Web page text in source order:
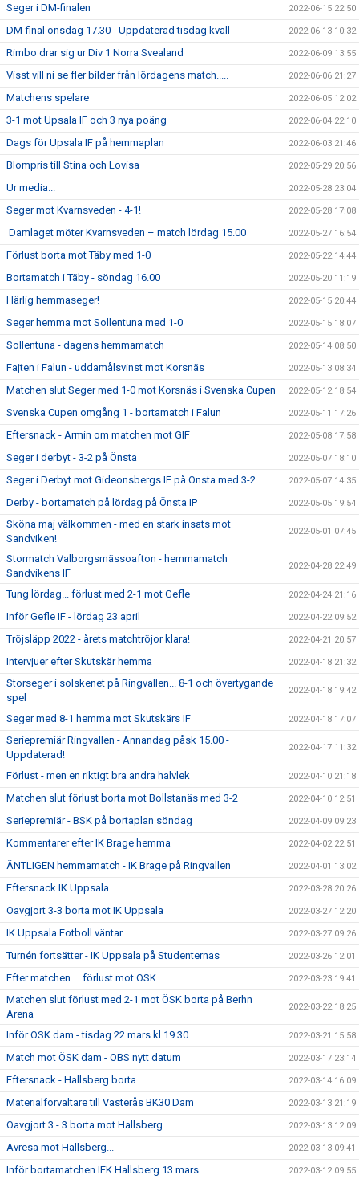
Seger i DM-finalen 2022-06-15 22:50
DM-final onsdag 17.30 - Uppdaterad tisdag kväll 2022-06-13 10:32
Rimbo drar sig ur Div 1 Norra Svealand 2022-06-09 13:55
Visst vill ni se fler bilder från lördagens match..... 2022-06-06 21:27
Matchens spelare 2022-06-05 12:02
3-1 mot Upsala IF och 3 nya poäng 2022-06-04 22:10
Dags för Upsala IF på hemmaplan 2022-06-03 21:46
Blompris till Stina och Lovisa 2022-05-29 20:56
Ur media... 2022-05-28 23:04
Seger mot Kvarnsveden - 4-1! 2022-05-28 17:08
Damlaget möter Kvarnsveden – match lördag 15.00 2022-05-27 16:54
Förlust borta mot Täby med 1-0 2022-05-22 14:44
Bortamatch i Täby - söndag 16.00 2022-05-20 11:19
Härlig hemmaseger! 2022-05-15 20:44
Seger hemma mot Sollentuna med 1-0 2022-05-15 18:07
Sollentuna - dagens hemmamatch 2022-05-14 08:50
Fajten i Falun - uddamålsvinst mot Korsnäs 2022-05-13 08:34
Matchen slut Seger med 1-0 mot Korsnäs i Svenska Cupen 2022-05-12 18:54
Svenska Cupen omgång 1 - bortamatch i Falun 2022-05-11 17:26
Eftersnack - Armin om matchen mot GIF 2022-05-08 17:58
Seger i derbyt - 3-2 på Önsta 2022-05-07 18:10
Seger i Derbyt mot Gideonsbergs IF på Önsta med 3-2 2022-05-07 14:35
Derby - bortamatch på lördag på Önsta IP 2022-05-05 19:54
Sköna maj välkommen - med en stark insats mot
Sandviken!
2022-05-01 07:45
Stormatch Valborgsmässoafton - hemmamatch
Sandvikens IF
2022-04-28 22:49
Tung lördag... förlust med 2-1 mot Gefle 2022-04-24 21:16
Inför Gefle IF - lördag 23 april 2022-04-22 09:52
Tröjsläpp 2022 - årets matchtröjor klara! 2022-04-21 20:57
Intervjuer efter Skutskär hemma 2022-04-18 21:32
Storseger i solskenet på Ringvallen... 8-1 och övertygande
spel
2022-04-18 19:42
Seger med 8-1 hemma mot Skutskärs IF 2022-04-18 17:07
Seriepremiär Ringvallen - Annandag påsk 15.00 -
Uppdaterad!
2022-04-17 11:32
Förlust - men en riktigt bra andra halvlek 2022-04-10 21:18
Matchen slut förlust borta mot Bollstanäs med 3-2 2022-04-10 12:51
Seriepremiär - BSK på bortaplan söndag 2022-04-09 09:23
Kommentarer efter IK Brage hemma 2022-04-02 22:51
ÄNTLIGEN hemmamatch - IK Brage på Ringvallen 2022-04-01 13:02
Eftersnack IK Uppsala 2022-03-28 20:26
Oavgjort 3-3 borta mot IK Uppsala 2022-03-27 12:20
IK Uppsala Fotboll väntar... 2022-03-27 09:26
Turnén fortsätter - IK Uppsala på Studenternas 2022-03-26 12:01
Efter matchen.... förlust mot ÖSK 2022-03-23 19:41
Matchen slut förlust med 2-1 mot ÖSK borta på Berhn
Arena
2022-03-22 18:25
Inför ÖSK dam - tisdag 22 mars kl 19.30 2022-03-21 15:58
Match mot ÖSK dam - OBS nytt datum 2022-03-17 23:14
Eftersnack - Hallsberg borta 2022-03-14 16:09
Materialförvaltare till Västerås BK30 Dam 2022-03-13 21:19
Oavgjort 3 - 3 borta mot Hallsberg 2022-03-13 12:09
Avresa mot Hallsberg... 2022-03-13 09:41
Inför bortamatchen IFK Hallsberg 13 mars 2022-03-12 09:55